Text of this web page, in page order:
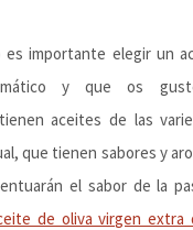
es importante elegir un
y que os
aceites de las
que tienen sabores y
el sabor de la
de oliva virgen extra